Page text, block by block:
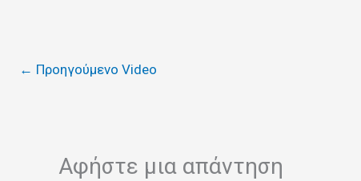
← Προηγούμενο Video
Αφήστε μια απάντηση